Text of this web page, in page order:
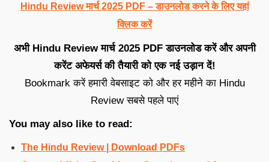
Hindu Review मार्च 2025 PDF – डाउनलोड करने के लिए यहां
क्लिक करें
अभी Hindu Review मार्च 2025 PDF डाउनलोड करें और अपनी
करेंट अफेयर्स की तैयारी को एक नई उड़ान दें!
Bookmark करें हमारी वेबसाइट को और हर महीने का Hindu
Review सबसे पहले पाएं
You may also like to read:
The Hindu Review | Download PDFs